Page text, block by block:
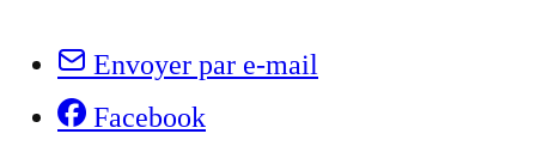
Envoyer par e-mail
Facebook